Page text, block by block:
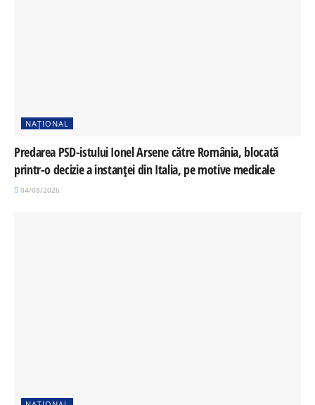
NAȚIONAL
Predarea PSD-istului Ionel Arsene către România, blocată
printr-o decizie a instanței din Italia, pe motive medicale
04/08/2026